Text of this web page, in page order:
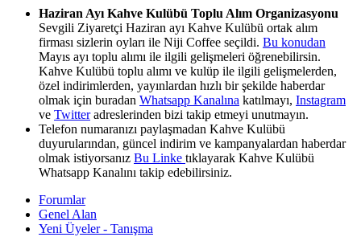
Haziran Ayı Kahve Kulübü Toplu Alım Organizasyonu
Sevgili Ziyaretçi Haziran ayı Kahve Kulübü ortak alım
firması sizlerin oyları ile Niji Coffee seçildi. Bu konudan
Mayıs ayı toplu alımı ile ilgili gelişmeleri öğrenebilirsin.
Kahve Kulübü toplu alımı ve kulüp ile ilgili gelişmelerden,
özel indirimlerden, yayınlardan hızlı bir şekilde haberdar
olmak için buradan Whatsapp Kanalına katılmayı, Instagram
ve Twitteradreslerinden bizi takip etmeyi unutmayın.
Telefon numaranızı paylaşmadan Kahve Kulübü
duyurularından, güncel indirim ve kampanyalardan haberdar
olmak istiyorsanız Bu Linke tıklayarak Kahve Kulübü
Whatsapp Kanalını takip edebilirsiniz.
Forumlar
Genel Alan
Yeni Üyeler - Tanışma